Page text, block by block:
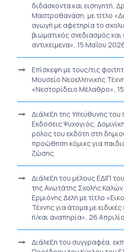
διδάσκοντα και εισηγητή,
Μαστροθανάση, με τίτλο
αγωγή με αφετηρία το
βιωματικός σχεδιασμός
αντικείμενα», 15 Μαΐου
Επίσκεψη με τους/τις
Μουσείο Νεοελληνικής
«Νεστορίδειο Μέλαθρο»,
Διάλεξη της Υπεύθυνης του
Εκδόσεις Ψυχογιός,
ρόλος του εκδότη στη
προώθηση κόμικς για
ζώσης.
Διάλεξη του μέλους ΕΔΙΠ
της Ανωτάτης Σχολής
Ερμιόνης Δελή με τίτλο
Τέχνης για άτομα με
ή/και αναπηρία», 26
Διάλεξη του συγγραφέα,